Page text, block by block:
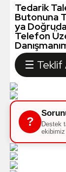
Tedarik
Butonuna
ya
Telefon
☰ Teklif
?
Destek
ekibimiz